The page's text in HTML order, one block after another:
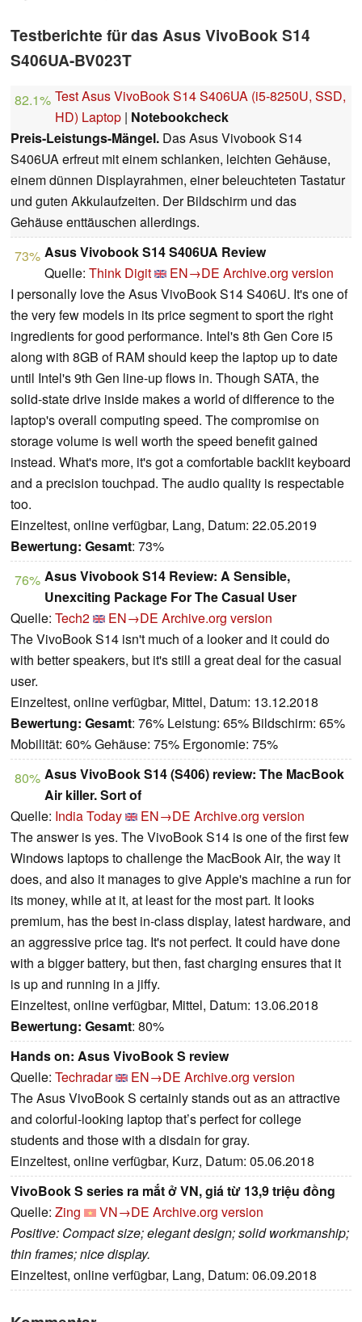
Testberichte für das Asus VivoBook S14
S406UA-BV023T
82.1% Test Asus VivoBook S14 S406UA (i5-8250U, SSD,
HD) Laptop | Notebookcheck
Preis-Leistungs-Mängel. Das Asus Vivobook S14
S406UA erfreut mit einem schlanken, leichten Gehäuse,
einem dünnen Displayrahmen, einer beleuchteten Tastatur
und guten Akkulaufzeiten. Der Bildschirm und das
Gehäuse enttäuschen allerdings.
73% Asus Vivobook S14 S406UA Review
Quelle: Think Digit EN→DE Archive.org version
I personally love the Asus VivoBook S14 S406U. It's one of
the very few models in its price segment to sport the right
ingredients for good performance. Intel's 8th Gen Core i5
along with 8GB of RAM should keep the laptop up to date
until Intel's 9th Gen line-up flows in. Though SATA, the
solid-state drive inside makes a world of difference to the
laptop's overall computing speed. The compromise on
storage volume is well worth the speed benefit gained
instead. What's more, it's got a comfortable backlit keyboard
and a precision touchpad. The audio quality is respectable
too.
Einzeltest, online verfügbar, Lang, Datum: 22.05.2019
Bewertung: Gesamt: 73%
76% Asus Vivobook S14 Review: A Sensible,
Unexciting Package For The Casual User
Quelle: Tech2 EN→DE Archive.org version
The VivoBook S14 isn't much of a looker and it could do
with better speakers, but it's still a great deal for the casual
user.
Einzeltest, online verfügbar, Mittel, Datum: 13.12.2018
Bewertung: Gesamt: 76% Leistung: 65% Bildschirm: 65%
Mobilität: 60% Gehäuse: 75% Ergonomie: 75%
80% Asus VivoBook S14 (S406) review: The MacBook
Air killer. Sort of
Quelle: India Today EN→DE Archive.org version
The answer is yes. The VivoBook S14 is one of the first few
Windows laptops to challenge the MacBook Air, the way it
does, and also it manages to give Apple's machine a run for
its money, while at it, at least for the most part. It looks
premium, has the best in-class display, latest hardware, and
an aggressive price tag. It's not perfect. It could have done
with a bigger battery, but then, fast charging ensures that it
is up and running in a jiffy.
Einzeltest, online verfügbar, Mittel, Datum: 13.06.2018
Bewertung: Gesamt: 80%
Hands on: Asus VivoBook S review
Quelle: Techradar EN→DE Archive.org version
The Asus VivoBook S certainly stands out as an attractive
and colorful-looking laptop that’s perfect for college
students and those with a disdain for gray.
Einzeltest, online verfügbar, Kurz, Datum: 05.06.2018
VivoBook S series ra mắt ở VN, giá từ 13,9 triệu đồng
Quelle: Zing VN→DE Archive.org version
Positive: Compact size; elegant design; solid workmanship;
thin frames; nice display.
Einzeltest, online verfügbar, Lang, Datum: 06.09.2018